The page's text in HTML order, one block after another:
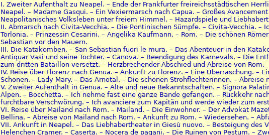
I. Zweiter Aufenthalt zu Neapel. – Ende der Frankfurter freireichsstädtischen
Neapel. – Madame Gasqui. – Ein Vexiermarsch nach Capua. – Großes
Neapolitanisches Volksleben unter freiem Himmel. – Hazardspiele und
II. Abmarsch nach Civita-Vecchia. – Die Pontinischen Sümpfe. – Civita-Vecchia.
Torlonia. – Prinzessin Cesarini. – Angelika Kaufmann. – Rom. – Die schönen
Sebastian vor den Mauern.
III. Die Katakomben. – San Sebastian fuori le mura. – Das Abenteuer in den
Antiquar Vasi und seine Tochter. – Canova. – Beendigung des Karnevals. – Die
zum dritten Bataillon versetzt. – Herzbrechender Abschied und Abreise von Rom.
IV. Reise über Florenz nach Genua. – Ankunft zu Florenz. – Eine Überraschung. –
Schönen. – Lady Mary. – Das Arnotal. – Die schönen Strohflechterinnen. – Abreise
V. Zweiter Aufenthalt in Genua. – Alte und neue Bekanntschaften. – Signora
Alpen. – Bocchetta. – Ich nehme fast eine ganze Bande gefangen. – Rückkehr
furchtbare Verschwörung. – Ich avanciere zum Kapitän und werde wieder zum
VI. Reise über Mailand nach Rom. – Mailand. – Die Einwohner. – Der Advokat
Bellina. – Abreise von Mailand nach Rom. – Ankunft zu Rom. – Wiedersehen. –
VII. Ankunft in Neapel. – Das Liebhabertheater in Giesù nuovo. – Besteigung des
Helenchen Cramer. – Caserta. – Nocera de pagani. – Die Ruinen von Pestum. –